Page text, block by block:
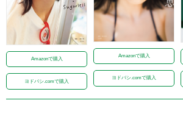
Amazonで購入
ヨドバシ.comで購入
Amazonで購入
ヨドバシ.comで購入